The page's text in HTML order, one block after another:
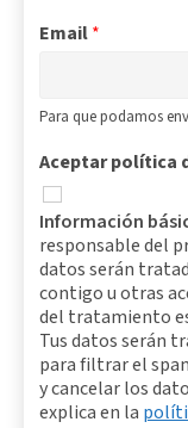
Email*
Para que podamos
Aceptar política
Información
responsable del
datos serán
contigo u otras
del tratamiento
Tus datos serán
para filtrar el
y cancelar los
explica en la